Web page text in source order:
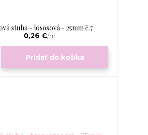
stuha - lososová - 25mm č.7
0,26 €/m
Pridať do košíka